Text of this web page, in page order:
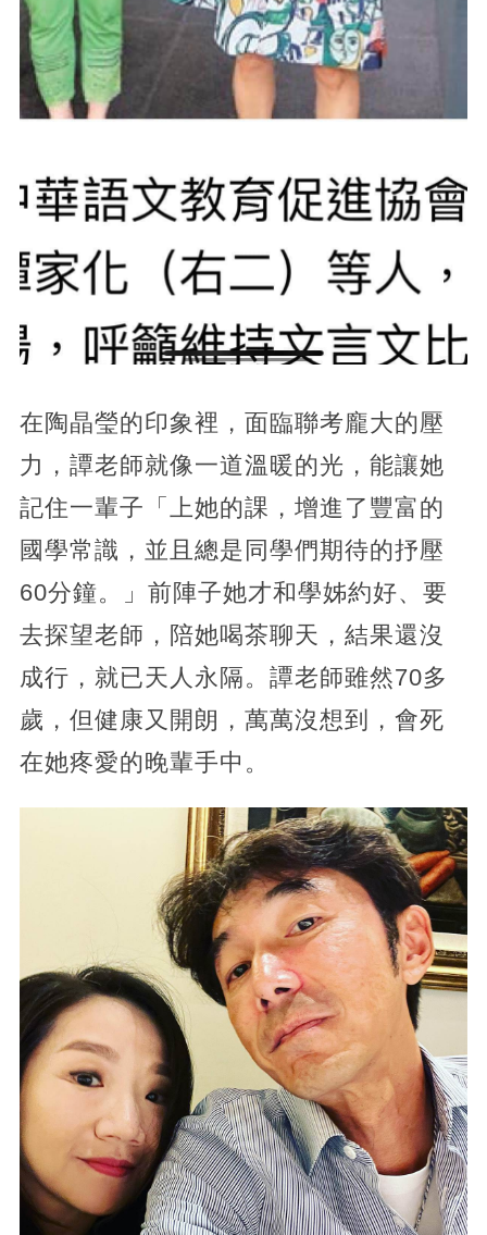
在陶晶瑩的印象裡，面臨聯考龐大的壓
力，譚老師就像一道溫暖的光，能讓她
記住一輩子「上她的課，增進了豐富的
國學常識，並且總是同學們期待的抒壓
60分鐘。」前陣子她才和學姊約好、要
去探望老師，陪她喝茶聊天，結果還沒
成行，就已天人永隔。譚老師雖然70多
歲，但健康又開朗，萬萬沒想到，會死
在她疼愛的晚輩手中。